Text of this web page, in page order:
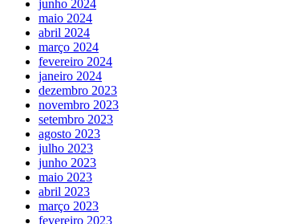
junho 2024
maio 2024
abril 2024
março 2024
fevereiro 2024
janeiro 2024
dezembro 2023
novembro 2023
setembro 2023
agosto 2023
julho 2023
junho 2023
maio 2023
abril 2023
março 2023
fevereiro 2023